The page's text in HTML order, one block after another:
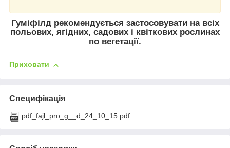
Гуміфілд рекомендується застосовувати на всіх
польових, ягідних, садових і квіткових рослинах
по вегетації.
Приховати
Специфікація
pdf_fajl_pro_g__d_24_10_15.pdf